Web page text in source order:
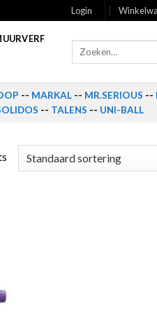
Login
Zoeken
-- MARKAL -- MR.SERIOUS --
-- TALENS -- UNI-BALL